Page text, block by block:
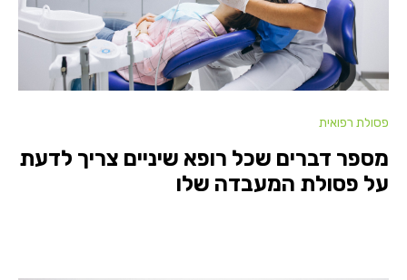
פסולת רפואית
מספר דברים שכל רופא שיניים צריך לדעת
על פסולת המעבדה שלו